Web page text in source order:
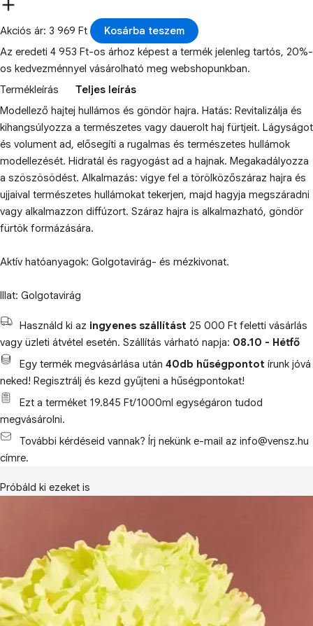
Akciós ár: 3 969 Ft
Kosárba teszem
Az eredeti 4 953 Ft-os árhoz képest a termék jelenleg tartós, 20%-
os kedvezménnyel vásárolható meg webshopunkban.
Termékleírás
Teljes leírás
Modellező hajtej hullámos és göndör hajra. Hatás: Revitalizálja és
kihangsúlyozza a természetes vagy dauerolt haj fürtjeit. Lágyságot
és volument ad, elősegíti a rugalmas és természetes hullámok
modellezését. Hidratál és ragyogást ad a hajnak. Megakadályozza
a szöszösödést. Alkalmazás: vigye fel a törölközőszáraz hajra és
ujjaival természetes hullámokat tekerjen, majd hagyja megszáradni
vagy alkalmazzon diffúzort. Száraz hajra is alkalmazható, göndör
fürtök formázására.
Aktív hatóanyagok: Golgotavirág- és mézkivonat.
Illat: Golgotavirág
Használd ki az ingyenes szállítást 25 000 Ft feletti vásárlás
vagy üzleti átvétel esetén. Szállítás várható napja: 08.10 - Hétfő
Egy termék megvásárlása után 40db hűségpontot írunk jóvá
neked! Regisztrálj és kezd gyűjteni a hűségpontokat!
Ezt a terméket 19.845 Ft/1000ml egységáron tudod
megvásárolni.
További kérdéseid vannak? Írj nekünk e-mail az info@vensz.hu
címre.
Próbáld ki ezeket is